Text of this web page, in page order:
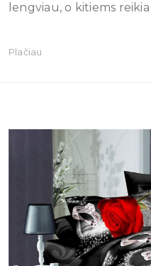
lengviau, o kitiems
Plačiau